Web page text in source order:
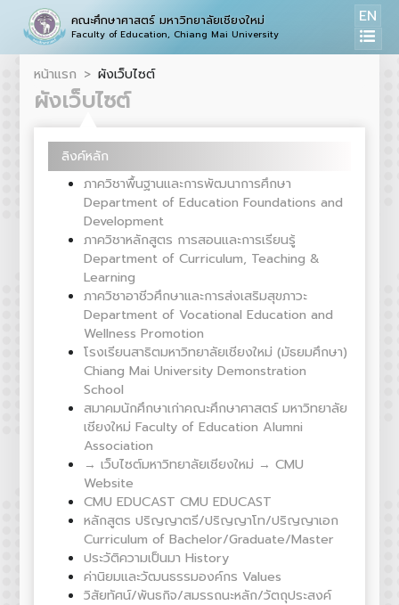
คณะศึกษาศาสตร์ มหาวิทยาลัยเชียงใหม่
Faculty of Education, Chiang Mai University
EN
หน้าแรก ผังเว็บไซต์
ผังเว็บไซต์
ลิงค์หลัก
ภาควิชาพื้นฐานและการพัฒนาการศึกษา
Department of Education Foundations and
Development
ภาควิชาหลักสูตร การสอนและการเรียนรู้
Department of Curriculum, Teaching &
Learning
ภาควิชาอาชีวศึกษาและการส่งเสริมสุขภาวะ
Department of Vocational Education and
Wellness Promotion
โรงเรียนสาธิตมหาวิทยาลัยเชียงใหม่ (มัธยมศึกษา)
Chiang Mai University Demonstration
School
สมาคมนักศึกษาเก่าคณะศึกษาศาสตร์ มหาวิทยาลัย
เชียงใหม่ Faculty of Education Alumni
Association
→ เว็บไซต์มหาวิทยาลัยเชียงใหม่ → CMU
Website
CMU EDUCAST CMU EDUCAST
หลักสูตร ปริญญาตรี/ปริญญาโท/ปริญญาเอก
Curriculum of Bachelor/Graduate/Master
ประวัติความเป็นมา History
ค่านิยมและวัฒนธรรมองค์กร Values
วิสัยทัศน์/พันธกิจ/สมรรถนะหลัก/วัตถุประสงค์